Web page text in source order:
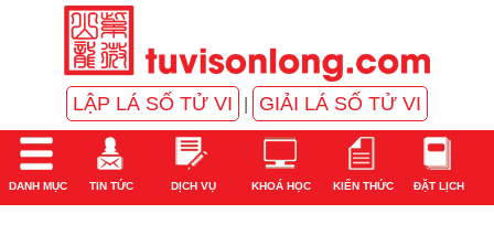
LẬP LÁ SỐ TỬ VI GIẢI LÁ SỐ TỬ VI
DANH MỤC TIN TỨC DỊCH VỤ KHOÁ HỌC KIẾN THỨC ĐẶT LỊCH